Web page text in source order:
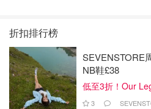
折扣排行榜
SEVENSTORE
NB鞋£38
低至3折！Our
3